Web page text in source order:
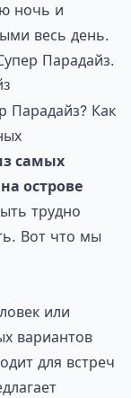
ночь и
весь день.
Парадайз.
Парадайз? Как
самых
острове
трудно
Вот что мы
или
вариантов
для встреч